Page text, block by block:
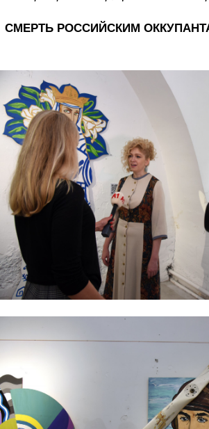
СМЕРТЬ РОССИЙСКИМ